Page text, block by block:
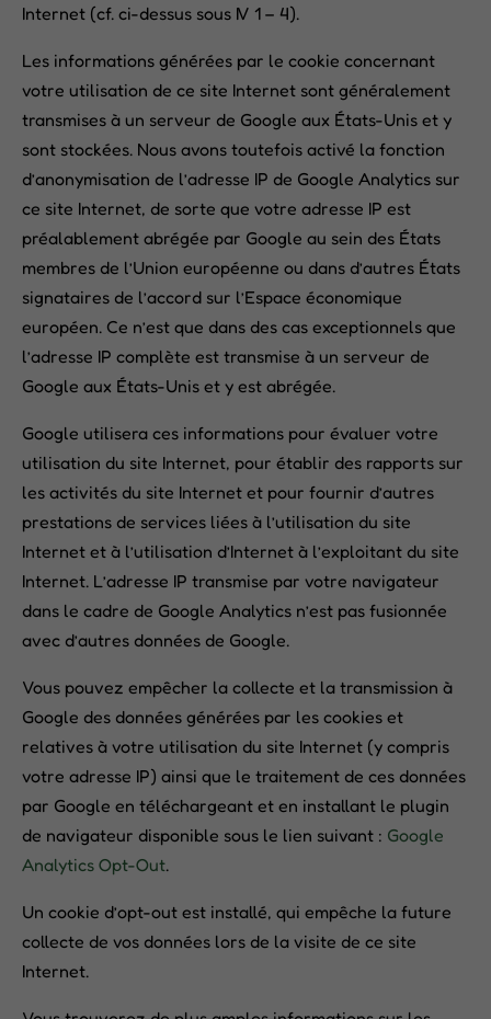
Internet (cf. ci-dessus sous IV 1 – 4).
Les informations générées par le cookie concernant
votre utilisation de ce site Internet sont généralement
transmises à un serveur de Google aux États-Unis et y
sont stockées. Nous avons toutefois activé la fonction
d’anonymisation de l’adresse IP de Google Analytics sur
ce site Internet, de sorte que votre adresse IP est
préalablement abrégée par Google au sein des États
membres de l’Union européenne ou dans d’autres États
signataires de l’accord sur l’Espace économique
européen. Ce n’est que dans des cas exceptionnels que
l’adresse IP complète est transmise à un serveur de
Google aux États-Unis et y est abrégée.
Google utilisera ces informations pour évaluer votre
utilisation du site Internet, pour établir des rapports sur
les activités du site Internet et pour fournir d’autres
prestations de services liées à l’utilisation du site
Internet et à l’utilisation d’Internet à l’exploitant du site
Internet. L’adresse IP transmise par votre navigateur
dans le cadre de Google Analytics n’est pas fusionnée
avec d’autres données de Google.
Vous pouvez empêcher la collecte et la transmission à
Google des données générées par les cookies et
relatives à votre utilisation du site Internet (y compris
votre adresse IP) ainsi que le traitement de ces données
par Google en téléchargeant et en installant le plugin
de navigateur disponible sous le lien suivant : Google
Analytics Opt-Out.
Un cookie d’opt-out est installé, qui empêche la future
collecte de vos données lors de la visite de ce site
Internet.